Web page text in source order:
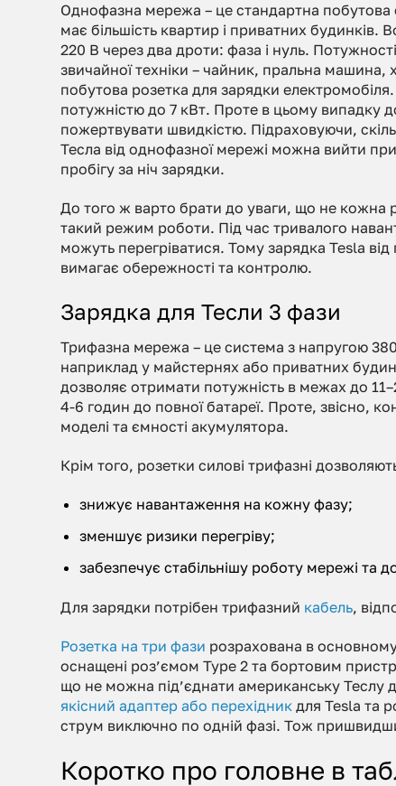
Однофазна мережа – це стандартна
має більшість квартир і приватних будинків.
220 В через два дроти: фаза і нуль.
звичайної техніки – чайник, пральна машина,
побутова розетка для зарядки
потужністю до 7 кВт. Проте в цьому випадку
пожертвувати швидкістю. Підраховуючи,
Тесла від однофазної мережі можна вийти
пробігу за ніч зарядки.
До того ж варто брати до уваги, що не кожна
такий режим роботи. Під час тривалого
можуть перегріватися. Тому зарядка Tesla від
вимагає обережності та контролю.
Зарядка для Тесли 3 фази
Трифазна мережа – це система з напругою
наприклад у майстернях або приватних
дозволяє отримати потужність в межах до
4-6 годин до повної батареї. Проте, звісно,
моделі та ємності акумулятора.
Крім того, розетки силові трифазні
знижує навантаження на кожну фазу;
зменшує ризики перегріву;
забезпечує стабільнішу роботу мережі та
Для зарядки потрібен трифазний кабель,
Розетка на три фази розрахована в основному
оснащені роз’ємом Type 2 та бортовим
що не можна під’єднати американську
якісний адаптер або перехідник для Tesla та
струм виключно по одній фазі. Тож
Коротко про головне в